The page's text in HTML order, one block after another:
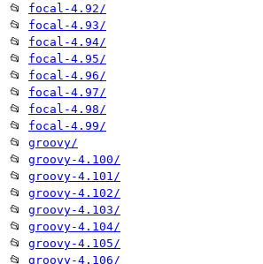
📂 focal-4.92/
📂 focal-4.93/
📂 focal-4.94/
📂 focal-4.95/
📂 focal-4.96/
📂 focal-4.97/
📂 focal-4.98/
📂 focal-4.99/
📂 groovy/
📂 groovy-4.100/
📂 groovy-4.101/
📂 groovy-4.102/
📂 groovy-4.103/
📂 groovy-4.104/
📂 groovy-4.105/
📂 groovy-4.106/